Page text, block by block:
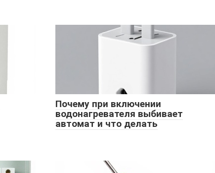
Почему при включении
водонагревателя выбивает
автомат и что делать